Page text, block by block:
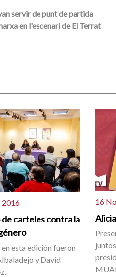
servir de punt de partida
en l'escenari de El Terrat
2016
carteles contra la
esta edición fueron
y David
16